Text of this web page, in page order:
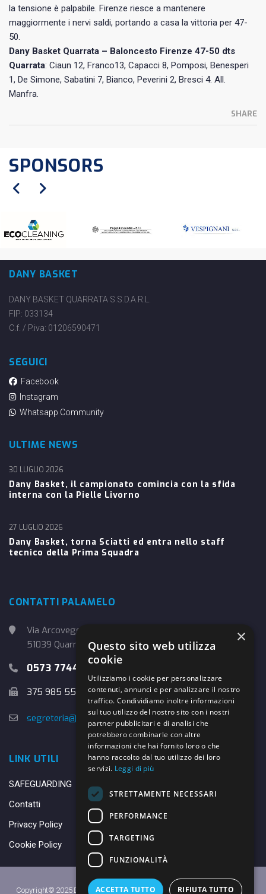
la tensione è palpabile. Firenze riesce a mantenere
maggiormente i nervi saldi, portando a casa la vittoria per 47-
50.
Dany Basket Quarrata – Baloncesto Firenze 47-50 dts
Quarrata: Ciaun 12, Franco13, Capacci 8, Pomposi, Benesperi
1, De Simone, Sabatini 7, Bianco, Peverini 2, Bresci 4. All.
Manfra.
SHARE
SPONSORS
DANY BASKET
DANY BASKET QUARRATA S.S.D.A.R.L.
FIP: 033134
C.f. / P.iva: 01206590471
SEGUICI
Facebook
Instagram
Whatsapp Community
ULTIME NEWS
Dany Basket, il campionato comincia con la sfida
interna con la Pielle Livorno
30 LUGLIO 2026
Dany Basket, torna Sciatti ed entra nello staff
tecnico della Prima Squadra
27 LUGLIO 2026
CONTATTI PALAMELO
Via Arcoveggio, 4
51039 Quarrata (PT)
0573 774457
375 985 5526
segreteria@danybasket.it
LINK UTILI
SAFEGUARDING
Contatti
Privacy Policy
Cookie Policy
Copyright© 2025 DANY BASKET QUARRATA S.S.D.A.R.L. -Privacy Policy
×
Questo sito web utilizza
cookie
Utilizziamo i cookie per personalizzare
contenuti, annunci e per analizzare il nostro
traffico. Condividiamo inoltre informazioni
sul tuo utilizzo del nostro sito con i nostri
partner pubblicitari e di analisi che
potrebbero combinarle con altre
informazioni che hai fornito loro o che
hanno raccolto dal tuo utilizzo dei loro
servizi. Leggi di più
STRETTAMENTE NECESSARI
PERFORMANCE
TARGETING
FUNZIONALITÀ
ACCETTA TUTTO RIFIUTA TUTTO